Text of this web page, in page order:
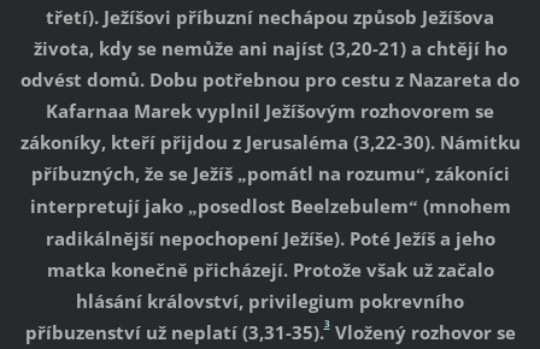
třetí). Ježíšovi příbuzní nechápou způsob Ježíšova
života, kdy se nemůže ani najíst (3,20-21) a chtějí ho
odvést domů. Dobu potřebnou pro cestu z Nazareta do
Kafarnaa Marek vyplnil Ježíšovým rozhovorem se
zákoníky, kteří přijdou z Jerusaléma (3,22-30). Námitku
příbuzných, že se Ježíš „pomátl na rozumu“, zákoníci
interpretují jako „posedlost Beelzebulem“ (mnohem
radikálnější nepochopení Ježíše). Poté Ježíš a jeho
matka konečně přicházejí. Protože však už začalo
hlásání království, privilegium pokrevního
příbuzenství už neplatí (3,31-35).3Vložený rozhovor se